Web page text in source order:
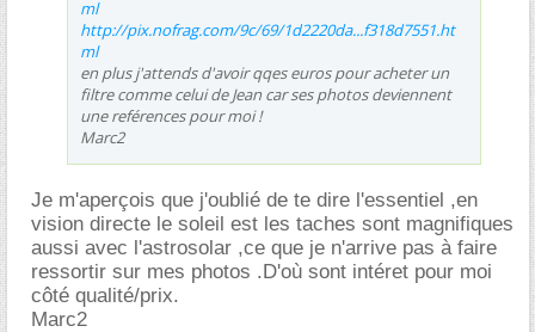
ml
http://pix.nofrag.com/9c/69/1d2220da...f318d7551.ht
ml
en plus j'attends d'avoir qqes euros pour acheter un
filtre comme celui de Jean car ses photos deviennent
une reférences pour moi !
Marc2
Je m'aperçois que j'oublié de te dire l'essentiel ,en
vision directe le soleil est les taches sont magnifiques
aussi avec l'astrosolar ,ce que je n'arrive pas à faire
ressortir sur mes photos .D'où sont intéret pour moi
côté qualité/prix.
Marc2